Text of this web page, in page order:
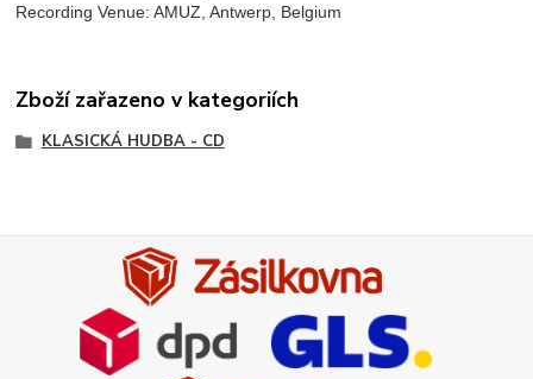
Recording Venue: AMUZ, Antwerp, Belgium
Zboží zařazeno v kategoriích
KLASICKÁ HUDBA - CD